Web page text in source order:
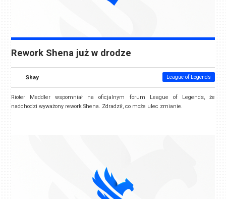
Rework Shena już w drodze
Shay League of Legends
Rioter Meddler wspomniał na oficjalnym forum League of Legends, że
nadchodzi wyważony rework Shena. Zdradził, co może ulec zmianie.